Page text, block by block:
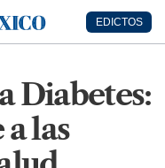
EDICTOS
Diabetes:
las